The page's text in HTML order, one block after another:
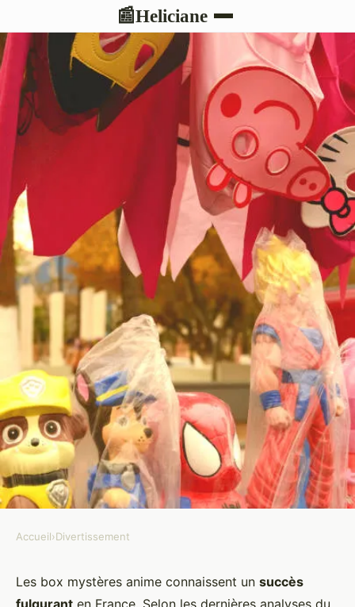
📰Heliciane
Découvrez la box mystère anime
Accueil›Divertissement
Les box mystères anime connaissent un succès
fulgurant en France. Selon les dernières analyses du